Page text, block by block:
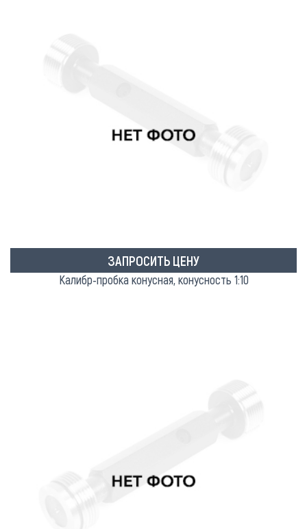
ЗАПРОСИТЬ ЦЕНУ
Калибр-пробка конусная, конусность 1:10